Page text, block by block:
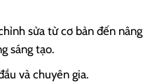
sửa từ cơ bản đến nâng
sáng tạo.
và chuyên gia.